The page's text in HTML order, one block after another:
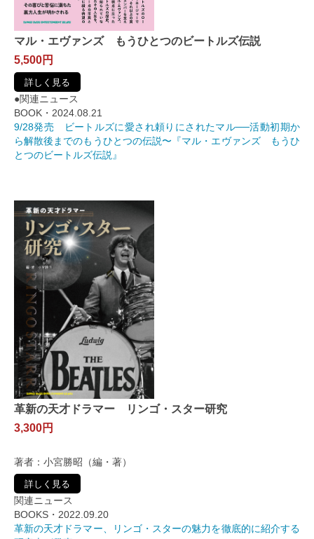
マル・エヴァンズ もうひとつのビートルズ伝説
5,500円
詳しく見る
●関連ニュース
BOOK・2024.08.21
9/28発売 ビートルズに愛され頼りにされたマル──活動初期か
ら解散後までのもうひとつの伝説〜『マル・エヴァンズ もうひ
とつのビートルズ伝説』
革新の天才ドラマー リンゴ・スター研究
3,300円
著者：小宮勝昭（編・著）
詳しく見る
関連ニュース
BOOKS・2022.09.20
革新の天才ドラマー、リンゴ・スターの魅力を徹底的に紹介する